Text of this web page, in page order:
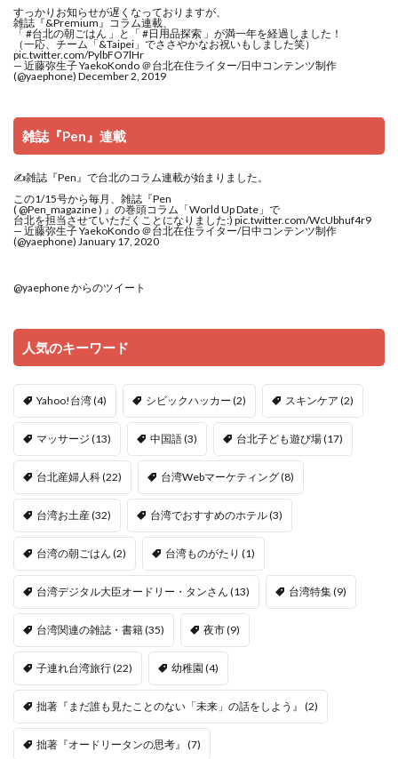
すっかりお知らせが遅くなっておりますが、
雑誌『&Premium』コラム連載、
「 #台北の朝ごはん 」と「 #日用品探索 」が満一年を経過しました！
（一応、チーム「&Taipei」でささやかなお祝いもしました笑）
pic.twitter.com/PylbFO7lHr
— 近藤弥生子 YaekoKondo ＠台北在住ライター/日中コンテンツ制作
(@yaephone) December 2, 2019
雑誌『Pen』連載
✍️雑誌『Pen』で台北のコラム連載が始まりました。
この1/15号から毎月、雑誌『Pen
( @Pen_magazine) 』の巻頭コラム「World Up Date」で
台北を担当させていただくことになりました:) pic.twitter.com/WcUbhuf4r9
— 近藤弥生子 YaekoKondo ＠台北在住ライター/日中コンテンツ制作
(@yaephone) January 17, 2020
@yaephone からのツイート
人気のキーワード
Yahoo!台湾(4) シビックハッカー (2) スキンケア (2)
マッサージ (13) 中国語(3) 台北子ども遊び場(17)
台北産婦人科(22) 台湾Webマーケティング(8)
台湾お土産(32) 台湾でおすすめのホテル(3)
台湾の朝ごはん (2) 台湾ものがたり (1)
台湾デジタル大臣オードリー・タンさん (13) 台湾特集(9)
台湾関連の雑誌・書籍(35) 夜市(9)
子連れ台湾旅行(22) 幼稚園 (4)
拙著『まだ誰も見たことのない「未来」の話をしよう』 (2)
拙著『オードリータンの思考』 (7)